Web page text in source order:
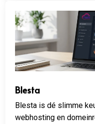
Blesta
Blesta is dé slimme
webhosting en